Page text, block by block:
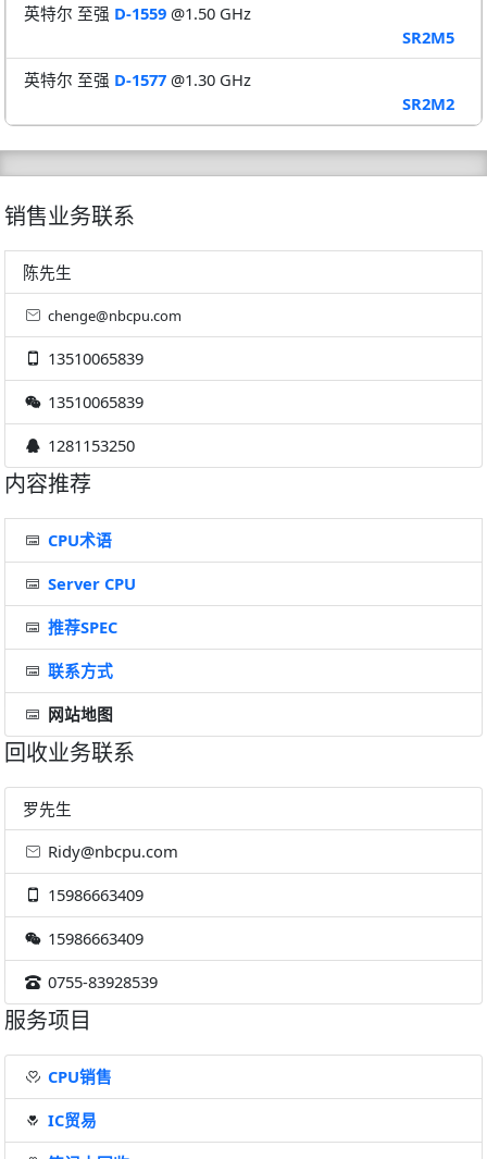
英特尔 至强 D-1559 @1.50 GHz
SR2M5
英特尔 至强 D-1577 @1.30 GHz
SR2M2
销售业务联系
陈先生
chenge@nbcpu.com
13510065839
13510065839
1281153250
内容推荐
CPU术语
Server CPU
推荐SPEC
联系方式
网站地图
回收业务联系
罗先生
Ridy@nbcpu.com
15986663409
15986663409
0755-83928539
服务项目
CPU销售
IC贸易